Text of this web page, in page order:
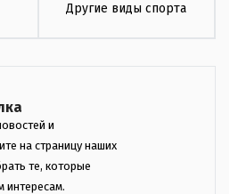
Другие виды спорта
и
на страницу наших
те, которые
интересам.